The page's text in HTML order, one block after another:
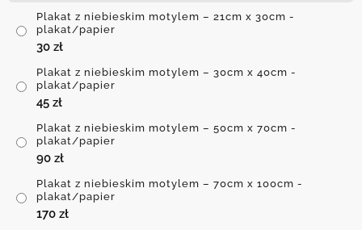
Plakat z niebieskim motylem – 21cm x 30cm -
plakat/papier
30 zł
Plakat z niebieskim motylem – 30cm x 40cm -
plakat/papier
45 zł
Plakat z niebieskim motylem – 50cm x 70cm -
plakat/papier
90 zł
Plakat z niebieskim motylem – 70cm x 100cm -
plakat/papier
170 zł